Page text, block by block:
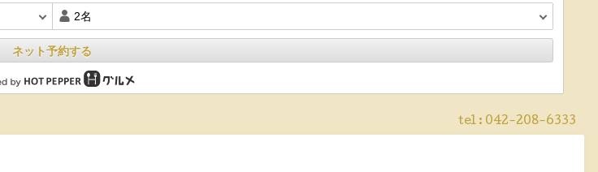
tel : 042-208-6333
ネット予約する